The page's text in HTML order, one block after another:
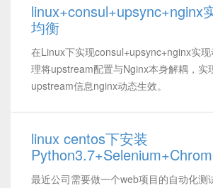
linux+consul+upsync+nginx
均衡
在Linux下实现consul+upsync+nginx实
理将upstream配置与Nginx本身解耦，实
upstream信息nginx动态生效。
linux centos下安装
最近公司需要做一个web项目的自动化测